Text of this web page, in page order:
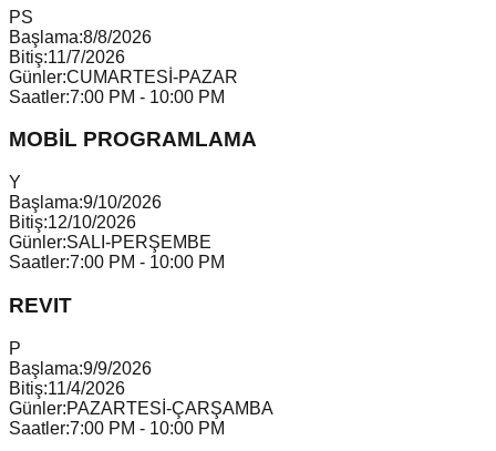
PS
Başlama:8/8/2026
Bitiş:11/7/2026
Günler:CUMARTESİ-PAZAR
Saatler:7:00 PM - 10:00 PM
MOBİL PROGRAMLAMA
Y
Başlama:9/10/2026
Bitiş:12/10/2026
Günler:SALI-PERŞEMBE
Saatler:7:00 PM - 10:00 PM
REVIT
P
Başlama:9/9/2026
Bitiş:11/4/2026
Günler:PAZARTESİ-ÇARŞAMBA
Saatler:7:00 PM - 10:00 PM